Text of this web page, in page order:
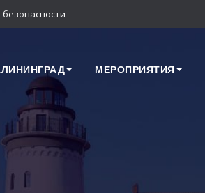
МЕРОПРИЯТИЯ